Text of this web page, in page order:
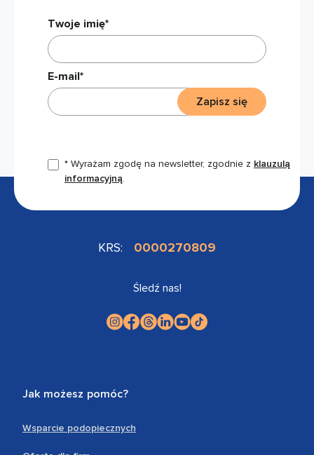
Twoje imię*
E-mail*
* Wyrażam zgodę na newsletter, zgodnie z klauzulą
informacyjną.
Zapisz się
KRS: 0000270809
Śledź nas!
Jak możesz pomóc?
Wsparcie podopiecznych